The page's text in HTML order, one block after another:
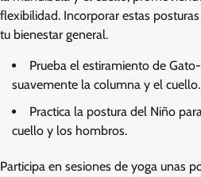
flexibilidad. Incorporar estas
tu bienestar general.
Prueba el estiramiento de
suavemente la columna y el cuello.
Practica la postura del Niño
cuello y los hombros.
Participa en sesiones de yoga unas